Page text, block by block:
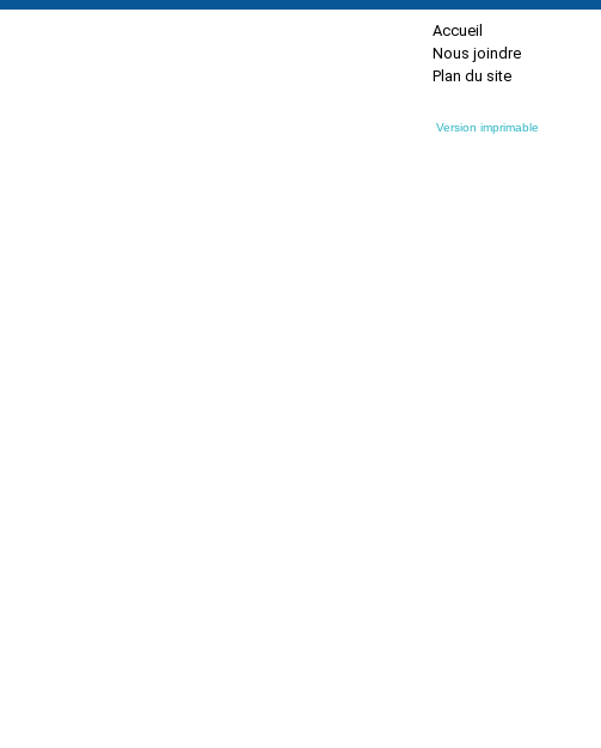
Accueil
Nous joindre
Plan du site
Version imprimable